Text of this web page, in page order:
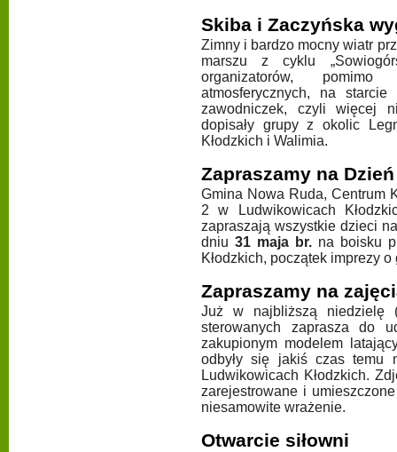
Skiba i Zaczyńska
Zimny i bardzo mocny wiatr
marszu z cyklu
organizatorów, pomimo
atmosferycznych, na
zawodniczek, czyli więcej
dopisały grupy z okolic
Kłodzkich i Walimia.
Zapraszamy na
Gmina Nowa Ruda, Centrum
2 w Ludwikowicach
zapraszają wszystkie dzieci
dniu 31 maja br.na boisku
Kłodzkich, początek imprezy o
Zapraszamy na
Już w najbliższą niedzielę
sterowanych zaprasza do
zakupionym modelem
odbyły się jakiś czas temu
Ludwikowicach Kłodzkich.
zarejestrowane i
niesamowite wrażenie.
Otwarcie siłowni